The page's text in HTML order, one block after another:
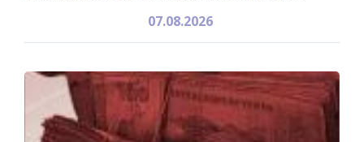
07.08.2026